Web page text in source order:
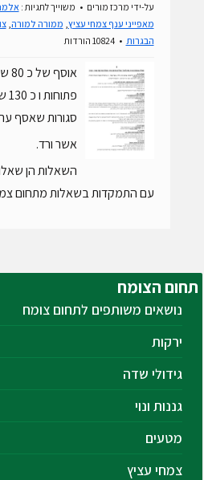
על-ידי מרכז מורים משוייך לתגיות :
מאפייני ענף צמחי עציץ, ממורה למורה,
הבגרות
אוסף
סגורות שאסף
אשר ורד.
השאלות הן
עם התמקדות בשאלות מתחום
תחוםהצומח
נושאים משותפים לתחום צומח
ירקות
גידולי שדה
גננות ונוי
מטעים
צמחי עציץ